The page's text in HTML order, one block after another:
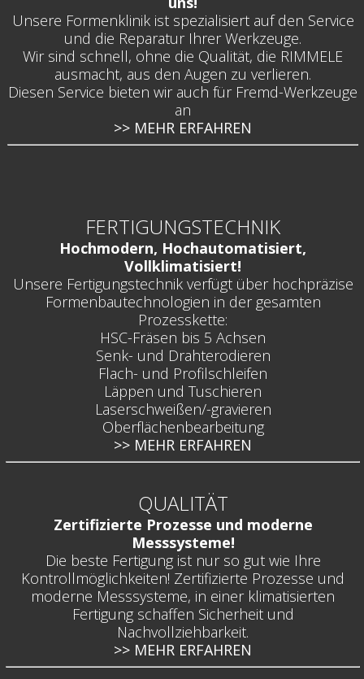
Unsere Formenklinik ist spezialisiert auf den Service
und die Reparatur Ihrer Werkzeuge.
Wir sind schnell, ohne die Qualität, die RIMMELE
ausmacht, aus den Augen zu verlieren.
Diesen Service bieten wir auch für Fremd-Werkzeuge
an
>> MEHR ERFAHREN
FERTIGUNGSTECHNIK
Hochmodern, Hochautomatisiert,
Vollklimatisiert!
Unsere Fertigungstechnik verfügt über hochpräzise
Formenbautechnologien in der gesamten
Prozesskette:
HSC-Fräsen bis 5 Achsen
Senk- und Drahterodieren
Flach- und Profilschleifen
Läppen und Tuschieren
Laserschweißen/-gravieren
Oberflächenbearbeitung
>> MEHR ERFAHREN
QUALITÄT
Zertifizierte Prozesse und moderne
Messsysteme!
Die beste Fertigung ist nur so gut wie Ihre
Kontrollmöglichkeiten! Zertifizierte Prozesse und
moderne Messsysteme, in einer klimatisierten
Fertigung schaffen Sicherheit und
Nachvollziehbarkeit.
>> MEHR ERFAHREN